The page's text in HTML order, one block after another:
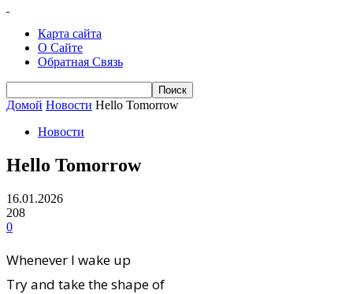
Карта сайта
О Сайте
Обратная Связь
Домой Новости Hello Tomorrow
Новости
Hello Tomorrow
16.01.2026
208
0
Whenever I wake up
Try and take the shape of